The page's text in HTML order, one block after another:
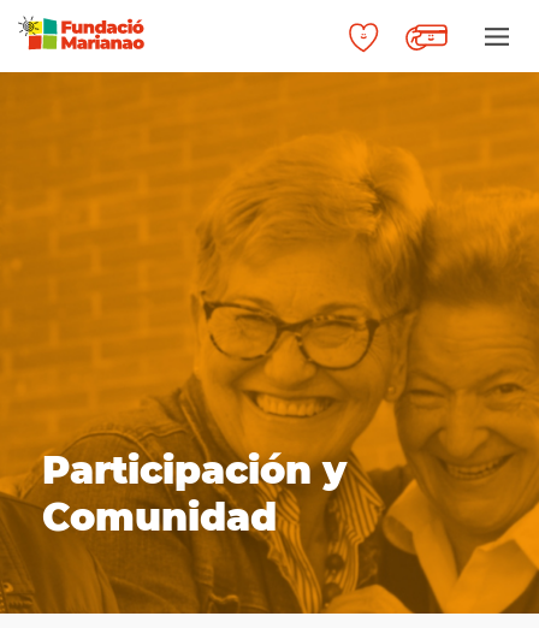
Participación y
Comunidad